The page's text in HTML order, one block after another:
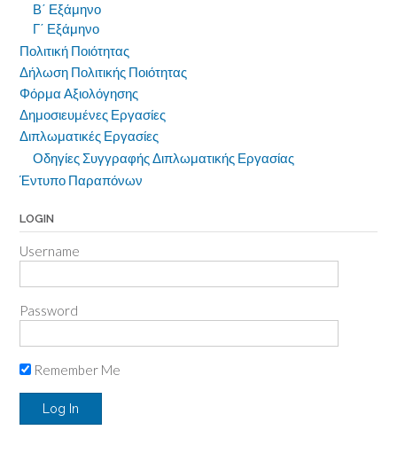
Β΄ Εξάμηνο
Γ΄ Εξάμηνο
Πολιτική Ποιότητας
Δήλωση Πολιτικής Ποιότητας
Φόρμα Αξιολόγησης
Δημοσιευμένες Εργασίες
Διπλωματικές Εργασίες
Οδηγίες Συγγραφής Διπλωματικής Εργασίας
Έντυπο Παραπόνων
LOGIN
Username
Password
Remember Me